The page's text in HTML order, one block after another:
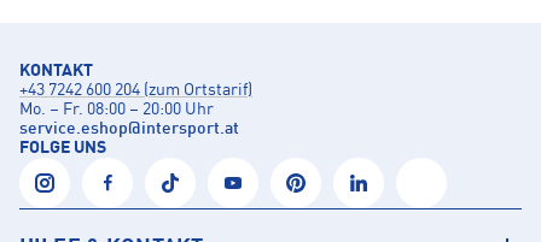
KONTAKT
+43 7242 600 204 (zum Ortstarif)
Mo. – Fr. 08:00 – 20:00 Uhr
service.eshop@intersport.at
FOLGE UNS